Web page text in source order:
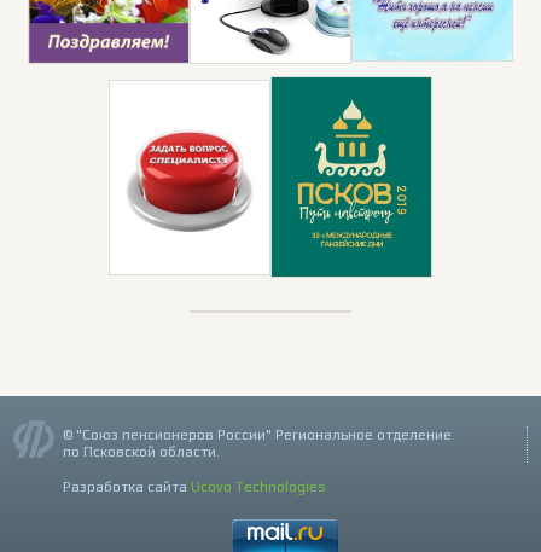
© "Союз пенсионеров России" Региональное отделение
по Псковской области.
Разработка сайта Ucovo Technologies